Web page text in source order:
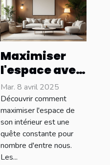
Maximiser
l'espace avec
des meubles
sur mesure :
astuces et
avantages
Mar. 8 avril 2025
Découvrir comment
maximiser l'espace de
son intérieur est une
quête constante pour
nombre d'entre nous.
Les...